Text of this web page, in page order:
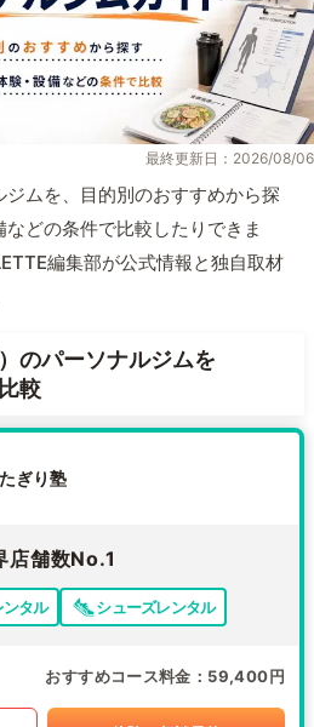
最終更新日：2026/08/06
ムを、目的別のおすすめから探
どの条件で比較したりできま
編集部が公式情報と独自取材
のパーソナルジムを
較
ぎり塾
店舗数No.1
ンタル シューズレンタル
おすすめコース料金 59,400円